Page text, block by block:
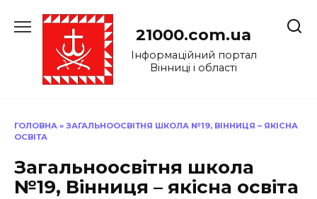
до
21000.com.ua
Інформаційний портал
Вінниці і області
ГОЛОВНА » ЗАГАЛЬНООСВІТНЯ ШКОЛА №19, ВІННИЦЯ – ЯКІСНА
ОСВІТА
Загальноосвітня школа
№19, Вінниця – якісна освіта